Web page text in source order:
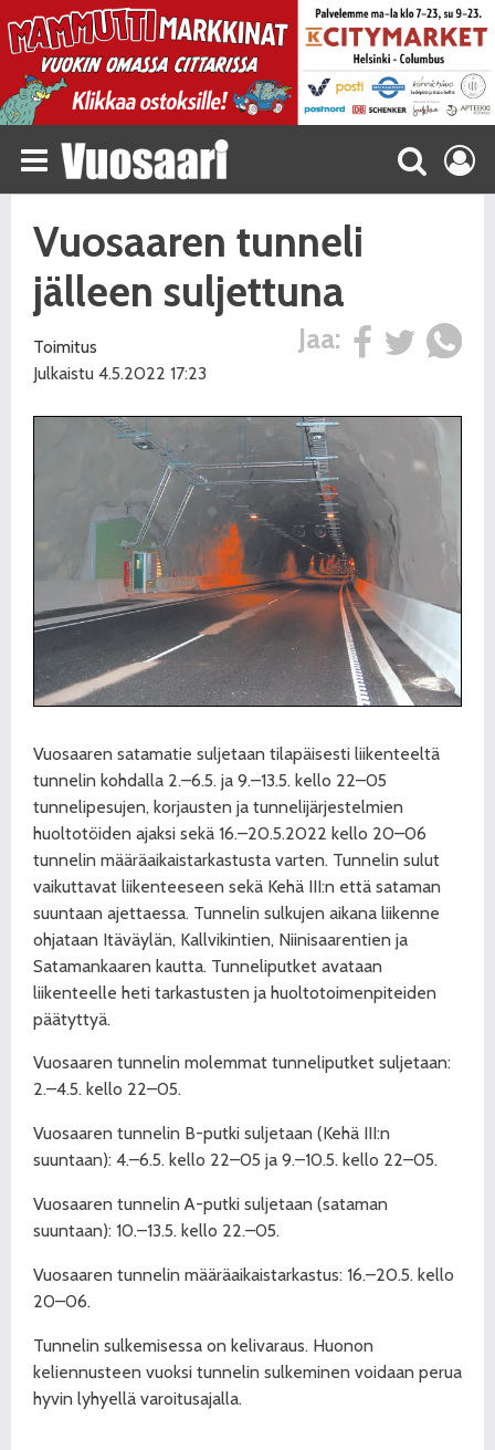
Vuosaaren tunneli
jälleen suljettuna
Jaa:
Toimitus
Julkaistu 4.5.2022 17:23
Vuosaaren satamatie suljetaan tilapäisesti liikenteeltä
tunnelin kohdalla 2.–6.5. ja 9.–13.5. kello 22–05
tunnelipesujen, korjausten ja tunnelijärjestelmien
huoltotöiden ajaksi sekä 16.–20.5.2022 kello 20–06
tunnelin määräaikaistarkastusta varten. Tunnelin sulut
vaikuttavat liikenteeseen sekä Kehä III:n että sataman
suuntaan ajettaessa. Tunnelin sulkujen aikana liikenne
ohjataan Itäväylän, Kallvikintien, Niinisaarentien ja
Satamankaaren kautta. Tunneliputket avataan
liikenteelle heti tarkastusten ja huoltotoimenpiteiden
päätyttyä.
Vuosaaren tunnelin molemmat tunneliputket suljetaan:
2.–4.5. kello 22–05.
Vuosaaren tunnelin B-putki suljetaan (Kehä III:n
suuntaan): 4.–6.5. kello 22–05 ja 9.–10.5. kello 22–05.
Vuosaaren tunnelin A-putki suljetaan (sataman
suuntaan): 10.–13.5. kello 22.–05.
Vuosaaren tunnelin määräaikaistarkastus: 16.–20.5. kello
20–06.
Tunnelin sulkemisessa on kelivaraus. Huonon
keliennusteen vuoksi tunnelin sulkeminen voidaan perua
hyvin lyhyellä varoitusajalla.